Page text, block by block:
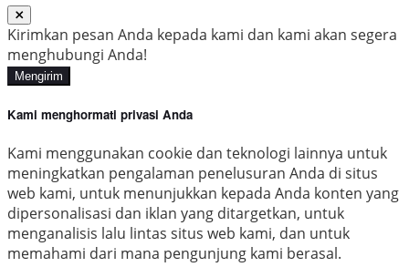
Kirimkan pesan Anda kepada kami dan kami akan segera
menghubungi Anda!
Mengirim
Kami menghormati privasi Anda
Kami menggunakan cookie dan teknologi lainnya untuk
meningkatkan pengalaman penelusuran Anda di situs
web kami, untuk menunjukkan kepada Anda konten yang
dipersonalisasi dan iklan yang ditargetkan, untuk
menganalisis lalu lintas situs web kami, dan untuk
memahami dari mana pengunjung kami berasal.